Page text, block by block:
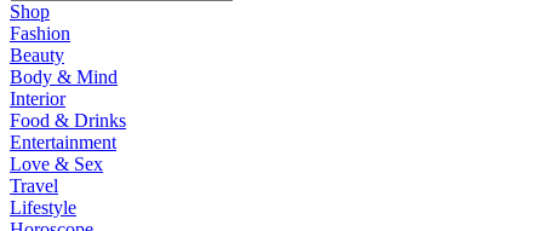
Shop
Fashion
Beauty
Body & Mind
Interior
Food & Drinks
Entertainment
Love & Sex
Travel
Lifestyle